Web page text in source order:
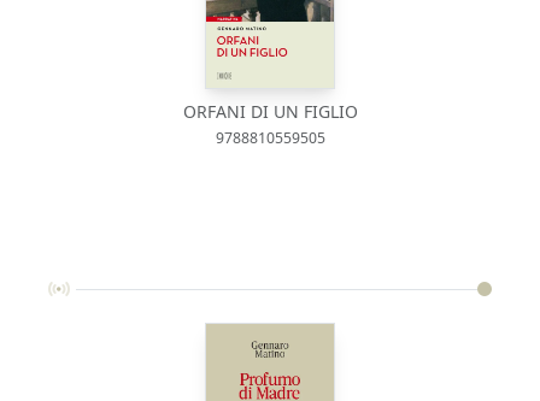
ORFANI DI UN FIGLIO
9788810559505